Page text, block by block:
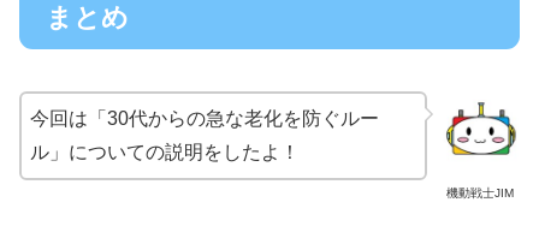
まとめ
機動戦士JIM
今回は「30代からの急な老化を防ぐルー
ル」についての説明をしたよ！